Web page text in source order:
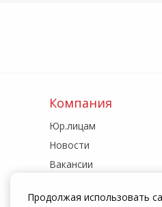
Компания
Юр.лицам
Новости
Вакансии
Адреса магазинов
Продолжая использовать